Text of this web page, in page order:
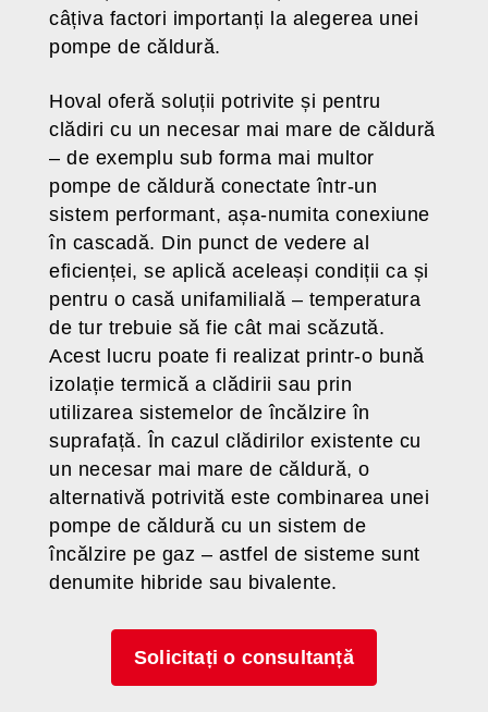
câțiva factori importanți la alegerea unei
pompe de căldură.
Hoval oferă soluții potrivite și pentru
clădiri cu un necesar mai mare de căldură
– de exemplu sub forma mai multor
pompe de căldură conectate într-un
sistem performant, așa-numita conexiune
în cascadă. Din punct de vedere al
eficienței, se aplică aceleași condiții ca și
pentru o casă unifamilială – temperatura
de tur trebuie să fie cât mai scăzută.
Acest lucru poate fi realizat printr-o bună
izolație termică a clădirii sau prin
utilizarea sistemelor de încălzire în
suprafață. În cazul clădirilor existente cu
un necesar mai mare de căldură, o
alternativă potrivită este combinarea unei
pompe de căldură cu un sistem de
încălzire pe gaz – astfel de sisteme sunt
denumite hibride sau bivalente.
Solicitați o consultanță